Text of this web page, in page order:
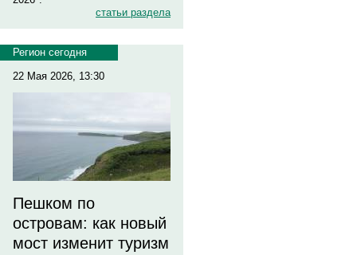
статьи раздела
Регион сегодня
22 Мая 2026, 13:30
Пешком по
островам: как новый
мост изменит туризм